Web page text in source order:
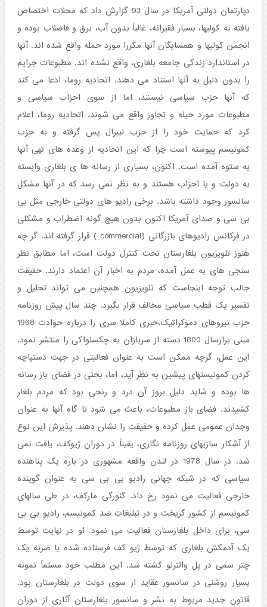
دپارتمان دولتی آمریکا در سال 93 گزارش داد که محلات اختصاص
یافته به کولیها، بسیار فقیرانه، غالباً بدون آب، برق و فاضلاب بوده و
انجمن کولیها و همسایگان آنها مکررا مورد حمله واقع شده اند. آنها
در استاندارد زندگی جامعه بلغاری، واقع نشده اند. مطبوعات جرایم
را بدون دلیل به آنها استناد می دهند. اتحادیه روما، ادعا می کند
که آنها حزب سیاسی نیستند، اما از سوی احزاب سیاسی و
مطبوعات مورد حیله و تجاوز واقع می شوند. اتحادیه روما، اعلام
کرد که حمایت خود را از حزب لیبرال پس گرفته و به حزب
کمونیسم پیوسته است چرا که این اتحادیه از وعده های تهی آنها
به ستوه آمده است. اکنون، بسیاری از رسانه ها ی بلغاری وابسته
به دولت و یا احزاب هستند و به نظر نمی رسد که در آنها مشکل
سانسور وجود داشته باشد. برخی رادیو های دولتی خارجی مثل بی
بی سی و صدای آمریکا اکنون بدون هیچ گونه اضطراب و مشکلی
در فرکانس رادیوهای بازرگانی (commercial ) قرار گرفته اند. گر چه
هنوز تلویزیون بلغارستان تحت کنترل دولت است، اما مطابق نظر
سنجی های به عمل آمده، مردم به اخبار آن اعتماد دارند. حقیقت
جالب توجه اینجاست که تلویزیون همچنین می تواند تحلیل و
تفسیر یک قطب سیاسی مخالف قرار بگیرد. چند سال پیش روزنامه
حزب نیروهای دموکراتیک،خبری کاملا سری را درباره حوادث 1968
مبنی برارسال 1800 دسته از سربازان به چکسلواکی را منتشر نمود.
این عمل، گرچه ممکن است به عنوان فعالیتی در جهت دستپاچه
کردن کمونیستهای پیشین به نظر آید، اما، بحثی در فضای باز رسانه
ها بوده و شاید دلیل بروز آن درد و رنجی بود که مردم بلغار
کشیدند. فضای باز مطبوعات، باعث می شود تا گاه آنها به عنوان
وجدان عمومی عمل کرده و حقیقت را نشان دهند. پذیرش این نوع
از آشکار سازیهای روزنامه نگاری، یقیناً در دوران ژیوکف، یافت نمی
شد. در سال 1978 در لندن واقعه مشهوری در باره یک پناهنده
سیاسی که در شبکه جهانی رادیو بی بی سی به عنوان گوینده
خارجی فعالیت می نمود رخ داد. گئورگی مارکف، در طی سالهای
کمونیسم از کشور گریخت و در تبلیغات ضد کمونیسم، رادیو بی بی
سی، برای داخل بلغارستان فعالیت می نمود. او در نهایت توسط
یک آدمکش بلغاری که توسط ژیو کف فرستاده شده با ضربه یک
چتر سمی در پل والترلو کشته شد. این مطلب خود مسلماً نمونه
بسیار روشنی در سانسور عقاید از سوی دولت در بلغارستان بود.
قانون جدید مربوط به نشر و سانسور بلغارستان آثاری از دوران